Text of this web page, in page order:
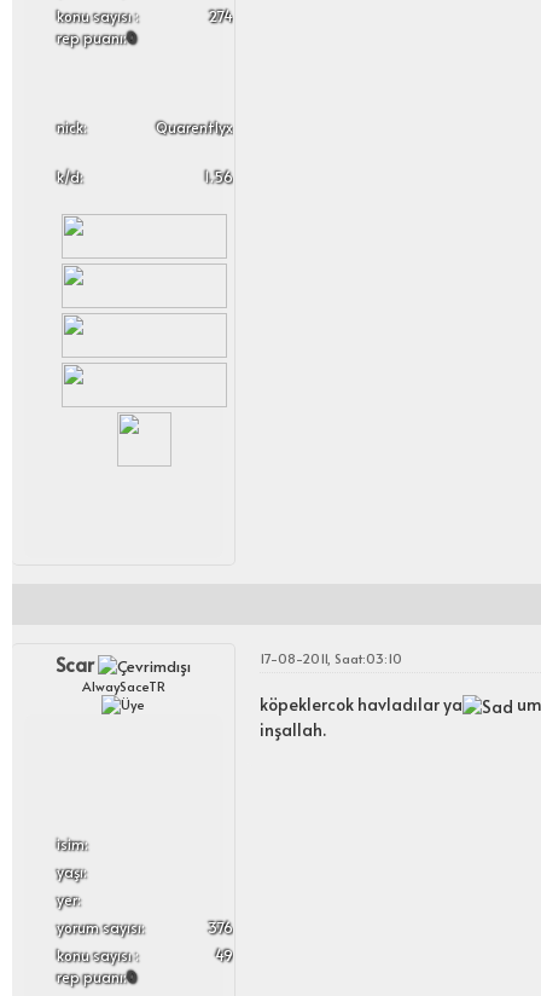
konu sayısı :
274
rep puanı:0
nick: Quarentlyx
k/d: 1.56
Scar
AlwaySaceTR
i̇sim:
yaşı:
yer:
yorum sayısı:
376
konu sayısı :
49
rep puanı:0
17-08-2011, Saat:03:10
köpeklercok havladılar ya
inşallah.